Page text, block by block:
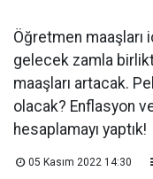
Öğretmen maaşları
gelecek zamla
maaşları artacak.
olacak? Enflasyon
hesaplamayı yaptık!
05 Kasım 2022 14:30